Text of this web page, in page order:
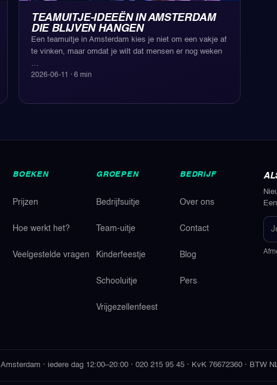
TEAMUITJE-IDEEËN IN AMSTERDAM
DIE BLIJVEN HANGEN
Een teamuitje in Amsterdam kies je niet om een vakje af
te vinken, maar omdat je wilt dat mensen er nog weken
…
2026-06-11 · 6 min
BOEKEN
Prijzen
Hoe werkt het?
Veelgestelde vragen
GROEPEN
Bedrijfsuitje
Team-uitje
Kinderfeestje
Schooluitje
Vrijgezellenfeest
BEDRIJF
Over ons
Contact
Blog
Pers
Je
e-
Amsterdam · iedere dag 12:00–20:00 · 020 215 95 45 · KvK 76672360 · BTW